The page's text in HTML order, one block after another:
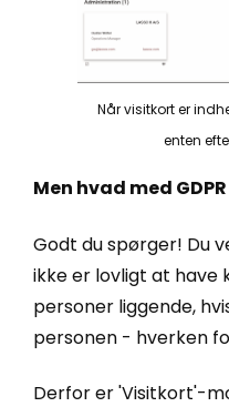
Når visitkort er
enten
Men hvad med
Godt du spørger! Du
ikke er lovligt at have
personer liggende,
personen - hverken
Derfor er 'Visitkort'-